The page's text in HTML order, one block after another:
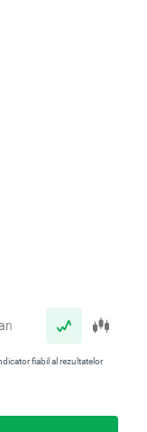
fiabil al rezultatelor